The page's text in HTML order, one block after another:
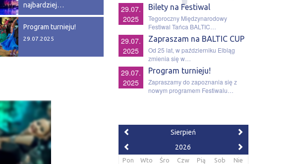
najbardziej…
29.07.2025
Program turnieju!
29.07.2025
29.07.
2025
Bilety na Festiwal
Tegoroczny Międzynarodowy
Festiwal Tańca BALTIC…
29.07.
2025
Zapraszam na BALTIC CUP
Od 25 lat, w październiku Elbląg
zmienia się w…
29.07.
2025
Program turnieju!
Zapraszamy do zapoznania się z
nowym programem Festiwalu…
Sierpień
2026
Pon Wto Śro Czw Pią Sob Nie